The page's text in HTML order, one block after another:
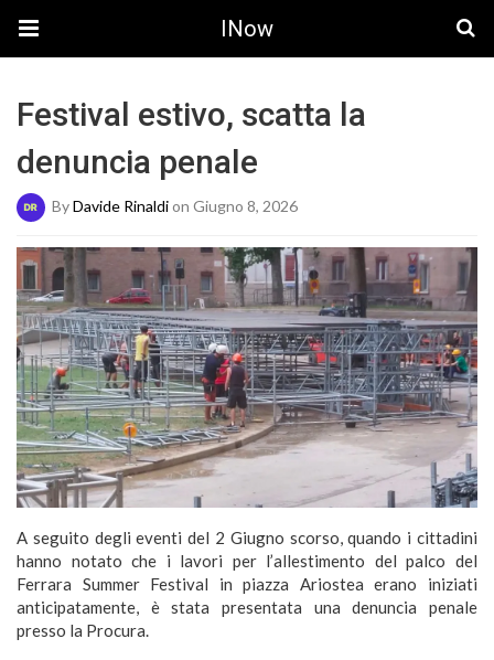
INow
Festival estivo, scatta la
denuncia penale
ByDavide Rinaldion Giugno 8, 2026
A seguito degli eventi del 2 Giugno scorso, quando i cittadini
hanno notato che i lavori per l’allestimento del palco del
Ferrara Summer Festival in piazza Ariostea erano iniziati
anticipatamente, è stata presentata una denuncia penale
presso la Procura.